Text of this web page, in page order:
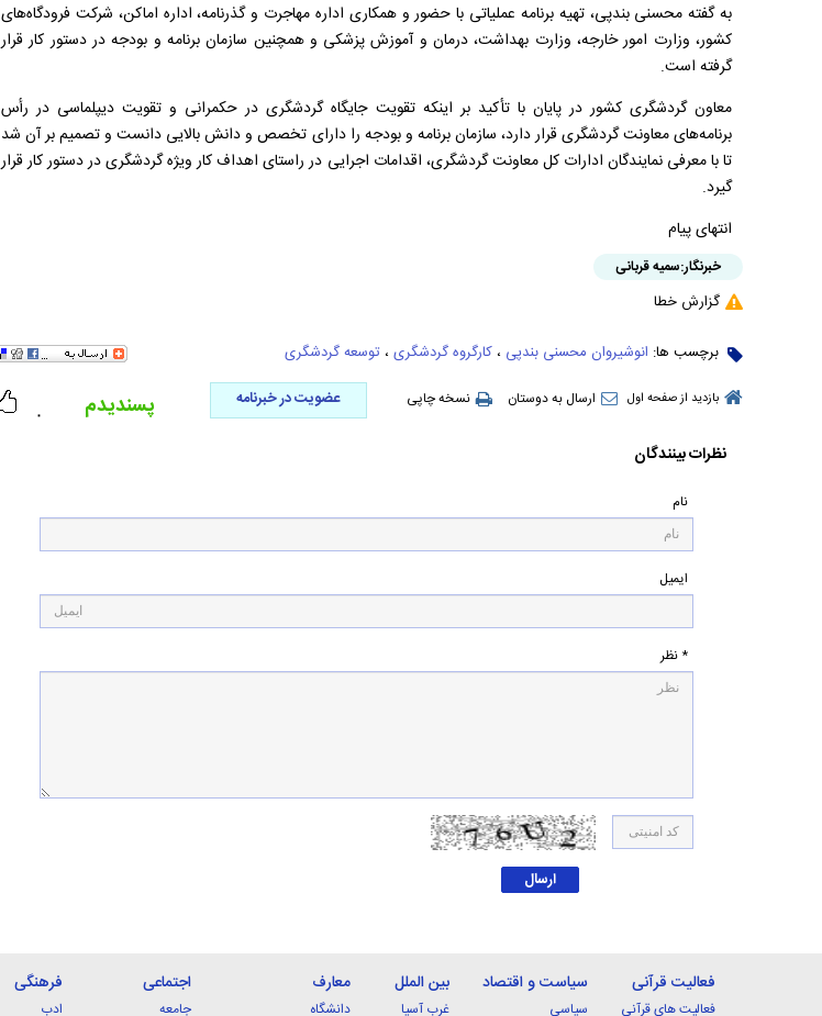
به گفته محسنی بندپی، تهیه برنامه عملیاتی با حضور و همکاری اداره مهاجرت و گذرنامه، اداره اماکن، شرکت فرودگاه‌های
کشور، وزارت امور خارجه، وزارت بهداشت، درمان و آموزش پزشکی و همچنین سازمان برنامه و بودجه در دستور کار قرار
گرفته است.
معاون گردشگری کشور در پایان با تأکید بر اینکه تقویت جایگاه گردشگری در حکمرانی و تقویت دیپلماسی در رأس
برنامه‌های معاونت گردشگری قرار دارد، سازمان برنامه و بودجه را دارای تخصص و دانش بالایی دانست و تصمیم بر آن شد
تا با معرفی نمایندگان ادارات کل معاونت گردشگری، اقدامات اجرایی در راستای اهداف کار ویژه گردشگری در دستور کار قرار
گیرد.
انتهای پیام
خبرنگار:سمیه قربانی
گزارش خطا
برچسب ها: انوشیروان محسنی بندپی ، کارگروه گردشگری ، توسعه گردشگری
بازدید از صفحه اول ارسال به دوستان نسخه چاپی عضویت در خبرنامه
۰ پسندیدم
نظرات بینندگان
نام
ایمیل
* نظر
فعالیت قرآنی
فعالیت های قرآنی
سیاست و اقتصاد
سیاسی
بین الملل
غرب آسیا
معارف
دانشگاه
اجتماعی
جامعه
فرهنگی
ادب